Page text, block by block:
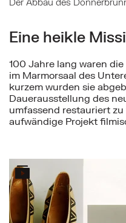
Eine heikle
100 Jahre lang waren
im Marmorsaal des
kurzem wurden sie
Dauerausstellung des
umfassend restauriert
aufwändige Projekt
Mehr zu: Historische